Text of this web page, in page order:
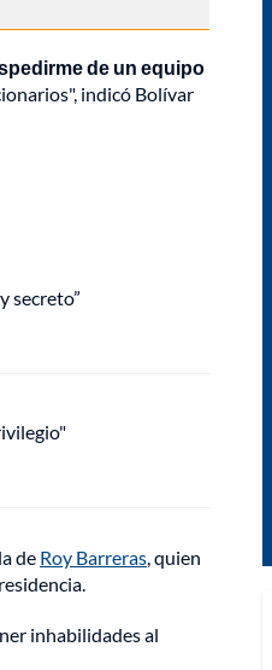
de un equipo
indicó Bolívar
secreto”
de Roy Barreras, quien
inhabilidades al